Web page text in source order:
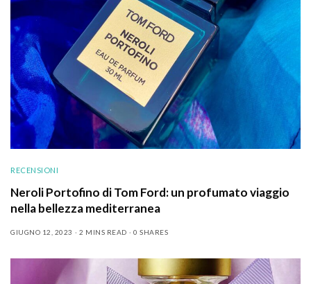
RECENSIONI
Neroli Portofino di Tom Ford: un profumato viaggio
nella bellezza mediterranea
GIUGNO 12, 2023 2 MINS READ 0 SHARES